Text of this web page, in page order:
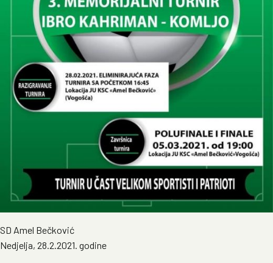
SD Amel Bečković
Nedjelja, 28.2.2021. godine